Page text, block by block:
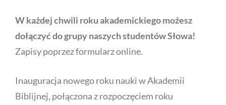
W każdej chwili roku akademickiego możesz
dołączyć do grupy naszych studentów Słowa!
Zapisy poprzez formularz online.
Inauguracja nowego roku nauki w Akademii
Biblijnej, połączona z rozpoczęciem roku